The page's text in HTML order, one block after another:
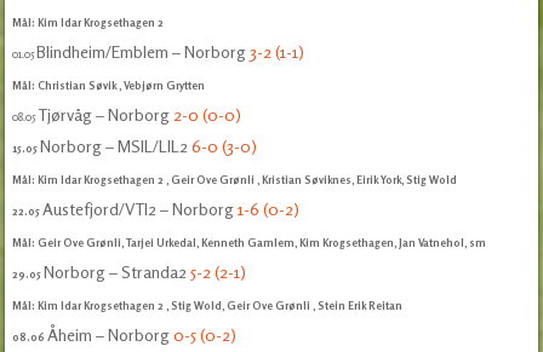
Mål: Kim Idar Krogsethagen 2
01.05Blindheim/Emblem – Norborg3-2 (1-1)
Mål: Christian Søvik , Vebjørn Grytten
08.05Tjørvåg – Norborg 2-0 (0-0)
15.05 Norborg – MSIL/LIL26-0 (3-0)
Mål: Kim Idar Krogsethagen 2 , Geir Ove Grønli , Kristian Søviknes, Eirik York, Stig Wold
22.05 Austefjord/VTI2 – Norborg1-6 (0-2)
Mål: Geir Ove Grønli, Tarjei Urkedal, Kenneth Gamlem, Kim Krogsethagen, Jan Vatnehol, sm
29.05 Norborg – Stranda25-2 (2-1)
Mål: Kim Idar Krogsethagen 2 , Stig Wold, Geir Ove Grønli , Stein Erik Reitan
08.06 Åheim – Norborg0-5 (0-2)